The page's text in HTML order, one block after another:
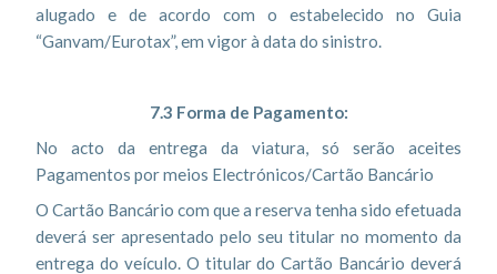
alugado e de acordo com o estabelecido no Guia
“Ganvam/Eurotax”, em vigor à data do sinistro.
7.3 Forma de Pagamento:
No acto da entrega da viatura, só serão aceites
Pagamentos por meios Electrónicos/Cartão Bancário
O Cartão Bancário com que a reserva tenha sido efetuada
deverá ser apresentado pelo seu titular no momento da
entrega do veículo. O titular do Cartão Bancário deverá